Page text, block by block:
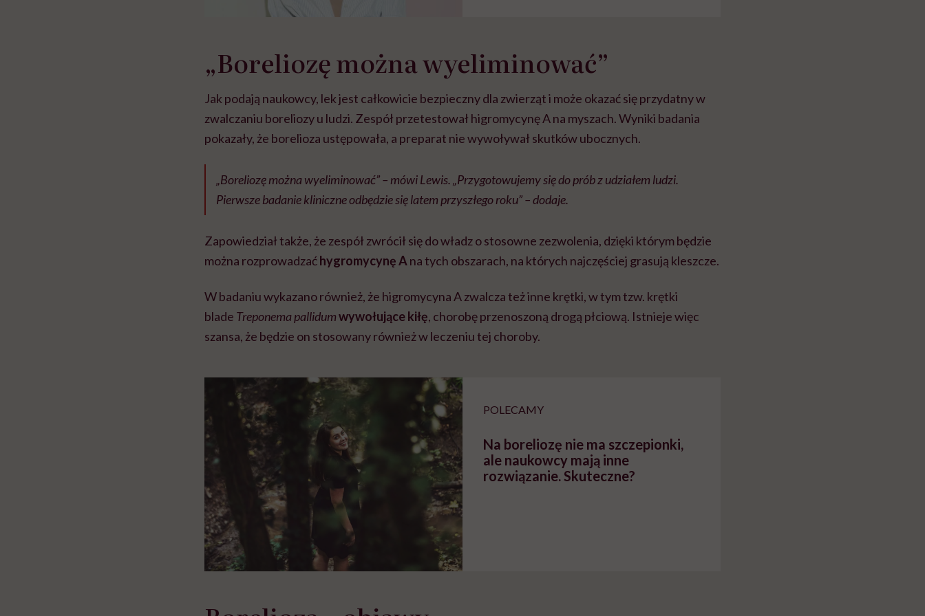
„Boreliozę można wyeliminować”
Jak podają naukowcy, lek jest całkowicie bezpieczny dla zwierząt i może okazać się przydatny w
zwalczaniu boreliozy u ludzi. Zespół przetestował higromycynę A na myszach. Wyniki badania
pokazały, że borelioza ustępowała, a preparat nie wywoływał skutków ubocznych.
„Boreliozę można wyeliminować” – mówi Lewis. „Przygotowujemy się do prób z udziałem ludzi.
Pierwsze badanie kliniczne odbędzie się latem przyszłego roku” – dodaje.
Zapowiedział także, że zespół zwrócił się do władz o stosowne zezwolenia, dzięki którym będzie
można rozprowadzaćhygromycynę Ana tych obszarach, na których najczęściej grasują kleszcze.
W badaniu wykazano również, że higromycyna A zwalcza też inne krętki, w tym tzw. krętki
blade Treponema pallidumwywołujące kiłę, chorobę przenoszoną drogą płciową. Istnieje więc
szansa, że będzie on stosowany również w leczeniu tej choroby.
POLECAMY
Na boreliozę nie ma szczepionki,
ale naukowcy mają inne
rozwiązanie. Skuteczne?